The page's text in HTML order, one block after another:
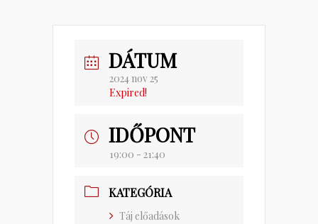
DÁTUM
2024 nov 25
Expired!
IDŐPONT
19:00 - 21:40
KATEGÓRIA
Táj előadások